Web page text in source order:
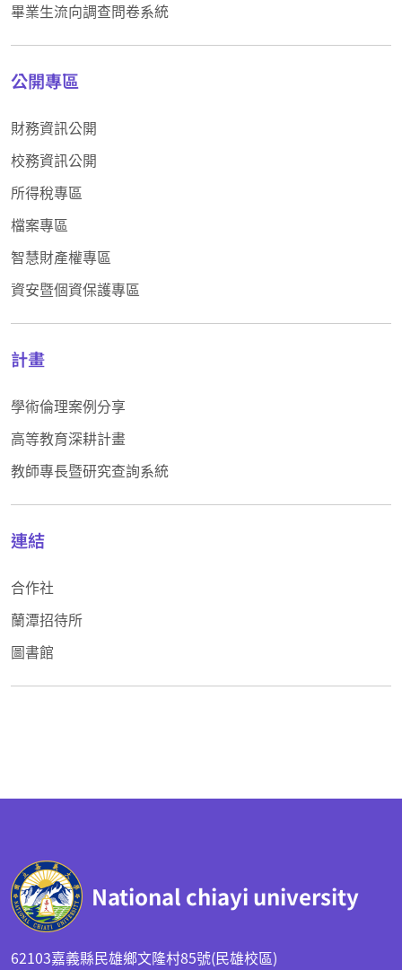
畢業生流向調查問卷系統
公開專區
財務資訊公開
校務資訊公開
所得稅專區
檔案專區
智慧財產權專區
資安暨個資保護專區
計畫
學術倫理案例分享
高等教育深耕計畫
教師專長暨研究查詢系統
連結
合作社
蘭潭招待所
圖書館
National chiayi university
62103嘉義縣民雄鄉文隆村85號(民雄校區)